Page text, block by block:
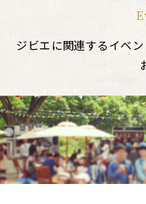
ジビエに関連するイベン